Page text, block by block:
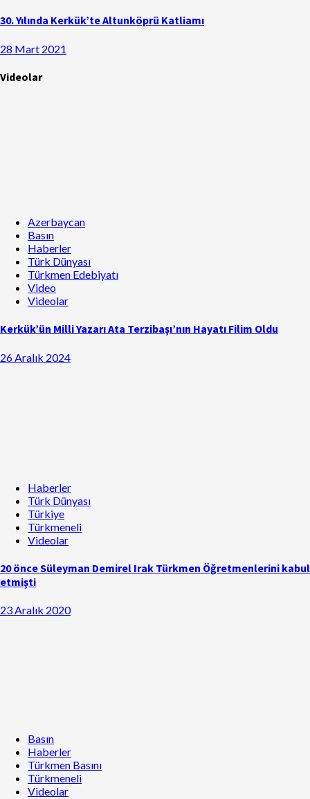
30. Yılında Kerkük’te Altunköprü Katliamı
28 Mart 2021
Videolar
Azerbaycan
Basın
Haberler
Türk Dünyası
Türkmen Edebiyatı
Video
Videolar
Kerkük’ün Milli Yazarı Ata Terzibaşı’nın Hayatı Filim Oldu
26 Aralık 2024
Haberler
Türk Dünyası
Türkiye
Türkmeneli
Videolar
20 önce Süleyman Demirel Irak Türkmen Öğretmenlerini kabul
etmişti
23 Aralık 2020
Basın
Haberler
Türkmen Basını
Türkmeneli
Videolar